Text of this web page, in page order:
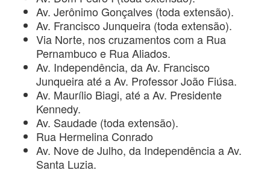
Av. Jerônimo Gonçalves (toda extensão).
Av. Francisco Junqueira (toda extensão).
Via Norte, nos cruzamentos com a Rua
Pernambuco e Rua Aliados.
Av. Independência, da Av. Francisco
Junqueira até a Av. Professor João Fiúsa.
Av. Maurílio Biagi, até a Av. Presidente
Kennedy.
Av. Saudade (toda extensão).
Rua Hermelina Conrado
Av. Nove de Julho, da Independência a Av.
Santa Luzia.